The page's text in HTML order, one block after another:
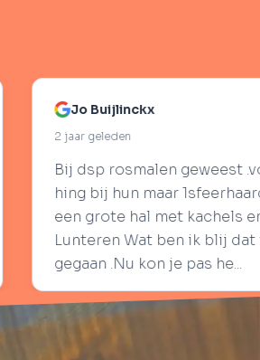
.voor een sfeerhaard .Er
Ze stuurde ons naar
en sfeerhaarden in
blij dat we daar naar toe zijn